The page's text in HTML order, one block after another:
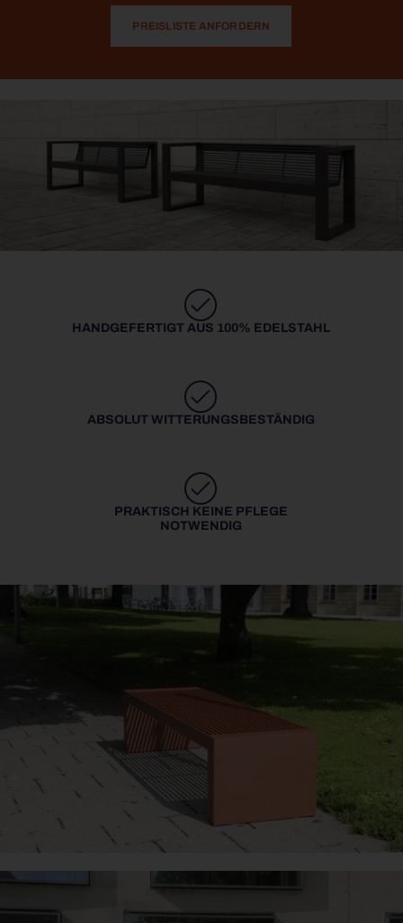
PREISLISTE ANFORDERN
HANDGEFERTIGT AUS 100% EDELSTAHL
ABSOLUT WITTERUNGS­BESTÄNDIG
PRAKTISCH KEINE PFLEGE
NOTWENDIG